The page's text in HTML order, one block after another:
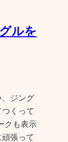
ルを
、ジング
くって
クも表示
張って